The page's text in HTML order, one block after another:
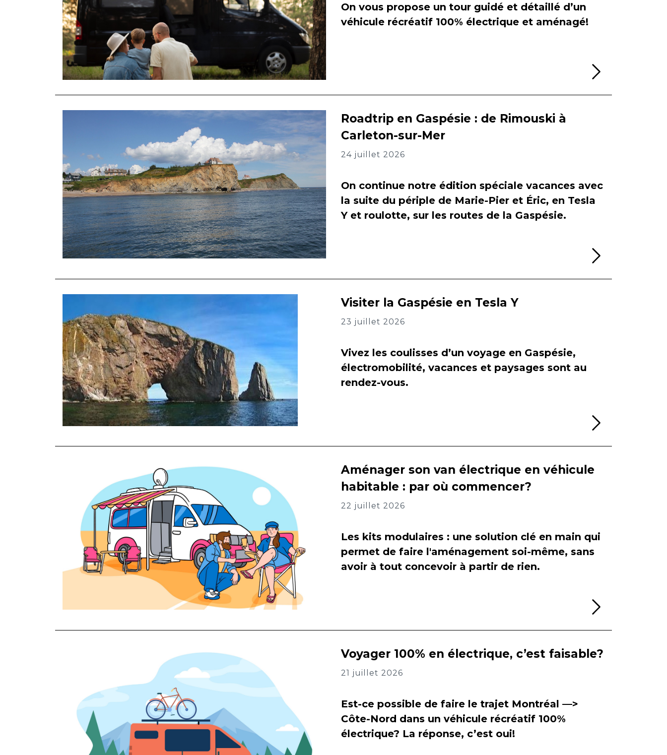
On vous propose un tour guidé et détaillé d’un
véhicule récréatif 100% électrique et aménagé!
Roadtrip en Gaspésie : de Rimouski à
Carleton-sur-Mer
24 juillet 2026
On continue notre édition spéciale vacances avec
la suite du périple de Marie-Pier et Éric, en Tesla
Y et roulotte, sur les routes de la Gaspésie.
Visiter la Gaspésie en Tesla Y
23 juillet 2026
Vivez les coulisses d’un voyage en Gaspésie,
électromobilité, vacances et paysages sont au
rendez-vous.
Aménager son van électrique en véhicule
habitable : par où commencer?
22 juillet 2026
Les kits modulaires : une solution clé en main qui
permet de faire l'aménagement soi-même, sans
avoir à tout concevoir à partir de rien.
Voyager 100% en électrique, c’est faisable?
21 juillet 2026
Est-ce possible de faire le trajet Montréal —>
Côte-Nord dans un véhicule récréatif 100%
électrique? La réponse, c’est oui!